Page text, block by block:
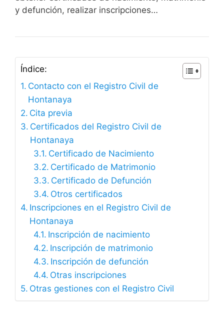
y defunción, realizar inscripciones…
Índice:
Contacto con el Registro Civil de
Hontanaya
Cita previa
Certificados del Registro Civil de
Hontanaya
Certificado de Nacimiento
Certificado de Matrimonio
Certificado de Defunción
Otros certificados
Inscripciones en el Registro Civil de
Hontanaya
Inscripción de nacimiento
Inscripción de matrimonio
Inscripción de defunción
Otras inscripciones
Otras gestiones con el Registro Civil